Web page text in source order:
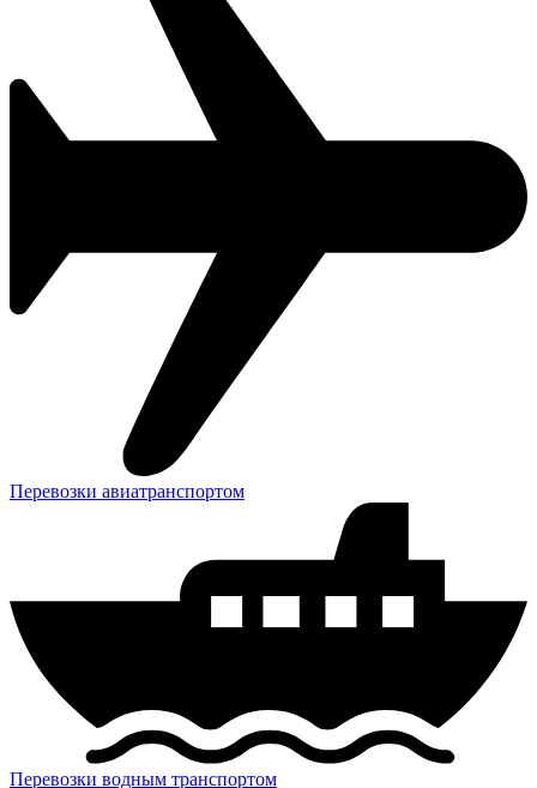
Перевозки авиатранспортом
Перевозки водным транспортом